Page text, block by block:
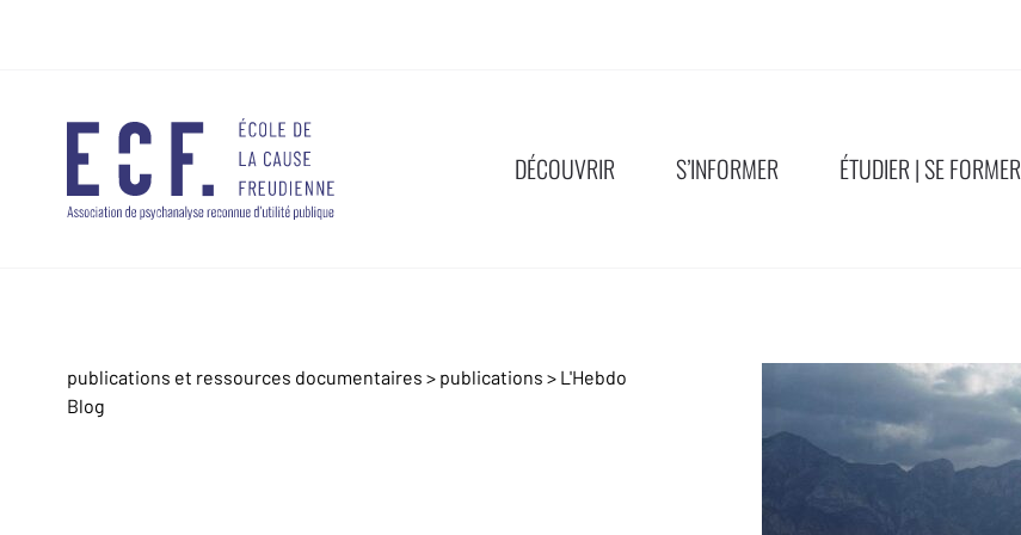
DÉCOUVRIR S’INFORMER ÉTUDIER | SE FORMER
publications et ressources documentaires > publications > L'Hebdo
Blog